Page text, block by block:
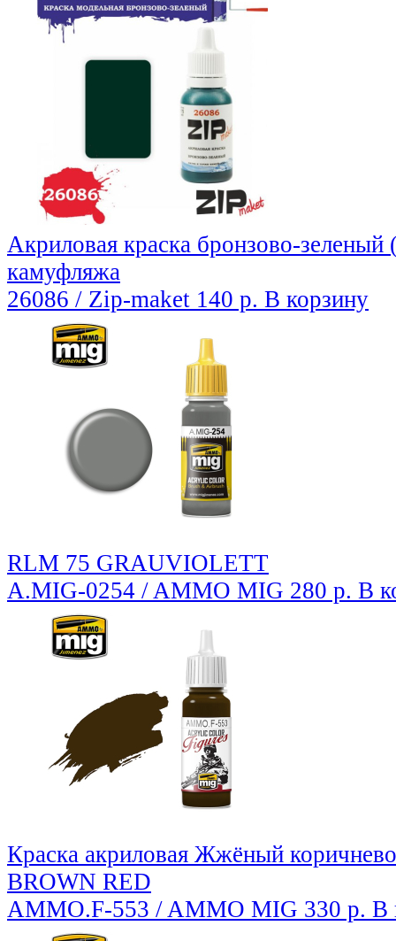
Акриловая краска бронзово-зеленый
камуфляжа
26086 / Zip-maket 140 р. В корзину
RLM 75 GRAUVIOLETT
A.MIG-0254 / AMMO MIG 280 р. В
Краска акриловая Жжёный
BROWN RED
AMMO.F-553 / AMMO MIG 330 р. В